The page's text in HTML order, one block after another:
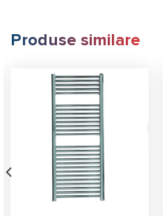
Produse similare